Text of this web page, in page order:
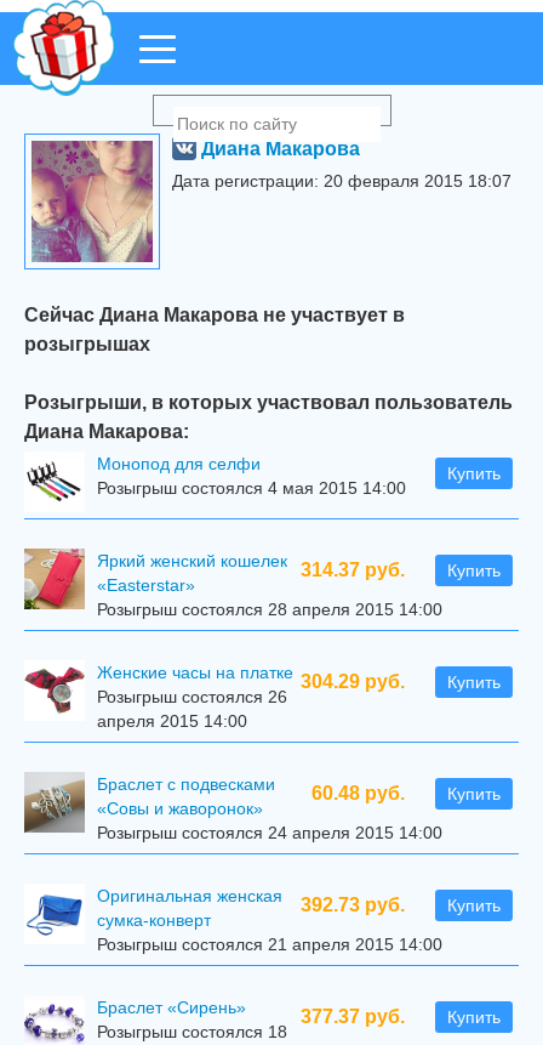
Диана Макарова
Дата регистрации: 20 февраля 2015 18:07
Сейчас Диана Макарова не участвует в
розыгрышах
Розыгрыши, в которых участвовал пользователь
Диана Макарова:
Купить
Mонопод для селфи
Розыгрыш состоялся 4 мая 2015 14:00
314.37 руб. Купить
Яркий женский кошелек
«Easterstar»
Розыгрыш состоялся 28 апреля 2015 14:00
304.29 руб. Купить
Женские часы на платке
Розыгрыш состоялся 26
апреля 2015 14:00
60.48 руб. Купить
Браслет с подвесками
«Совы и жаворонок»
Розыгрыш состоялся 24 апреля 2015 14:00
392.73 руб. Купить
Оригинальная женская
сумка-конверт
Розыгрыш состоялся 21 апреля 2015 14:00
377.37 руб. Купить
Браслет «Сирень»
Розыгрыш состоялся 18